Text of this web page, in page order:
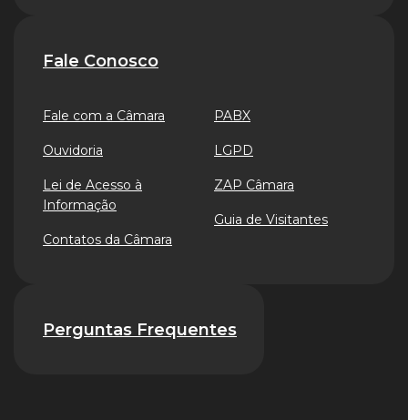
Fale Conosco
Fale com a Câmara
Ouvidoria
Lei de Acesso à
Informação
Contatos da Câmara
PABX
LGPD
ZAP Câmara
Guia de Visitantes
Perguntas Frequentes